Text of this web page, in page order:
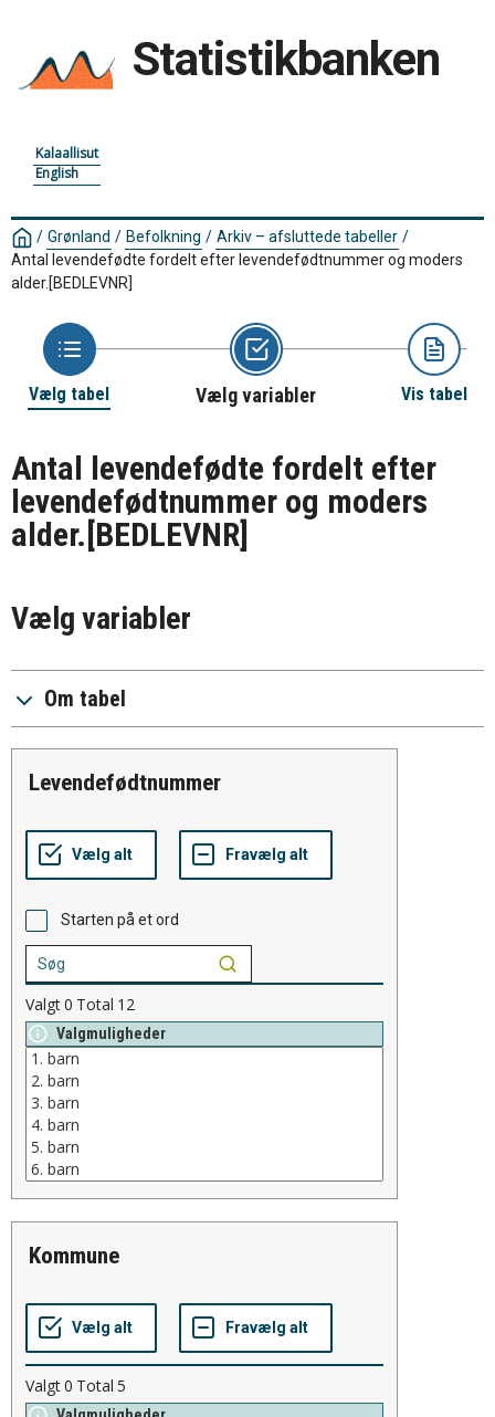
Statistikbanken
Kalaallisut
English
/ Grønland / Befolkning / Arkiv – afsluttede tabeller /
Antal levendefødte fordelt efter levendefødtnummer og moders
alder.[BEDLEVNR]
Vælg tabel Vælg variabler Vis tabel
Antal levendefødte fordelt efter
levendefødtnummer og moders
alder. [BEDLEVNR]
Vælg variabler
Om tabel
levendefødtnummer
Starten på et ord
Valgt0 Total 12
Valgmuligheder
kommune
Valgt0 Total 5